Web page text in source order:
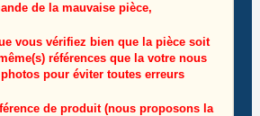
de la mauvaise pièce,
vous vérifiez bien que la pièce soit
références que la votre nous
pour éviter toutes erreurs
de produit (nous proposons la